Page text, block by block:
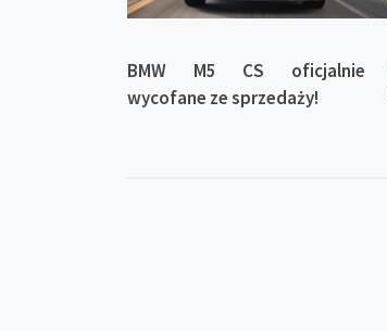
BMW M5 CS oficjalnie
wycofane ze sprzedaży!